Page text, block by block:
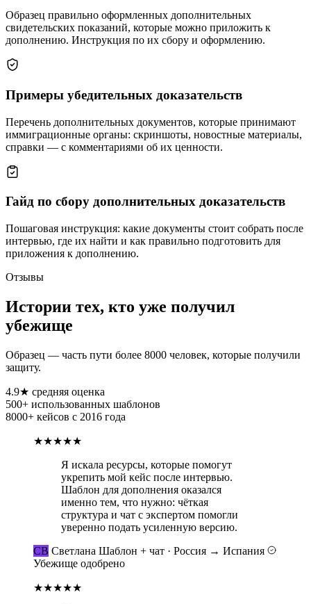
Образец правильно оформленных дополнительных
свидетельских показаний, которые можно приложить к
дополнению. Инструкция по их сбору и оформлению.
Примеры убедительных доказательств
Перечень дополнительных документов, которые принимают
иммиграционные органы: скриншоты, новостные материалы,
справки — с комментариями об их ценности.
Гайд по сбору дополнительных доказательств
Пошаговая инструкция: какие документы стоит собрать после
интервью, где их найти и как правильно подготовить для
приложения к дополнению.
Отзывы
Истории тех, кто уже получил
убежище
Образец — часть пути более 8000 человек, которые получили
защиту.
4.9★ средняя оценка
500+ использованных шаблонов
8000+ кейсов с 2016 года
★★★★★
Я искала ресурсы, которые помогут
укрепить мой кейс после интервью.
Шаблон для дополнения оказался
именно тем, что нужно: чёткая
структура и чат с экспертом помогли
уверенно подать усиленную версию.
СВ Светлана Шаблон + чат · Россия → Испания
Убежище одобрено
★★★★★